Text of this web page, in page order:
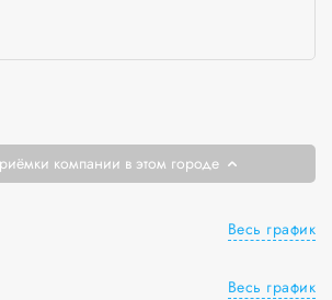
компании в этом городе
Весь график
Весь график